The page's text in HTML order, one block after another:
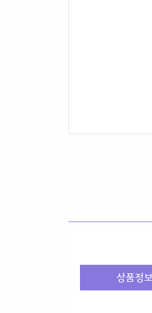
상품정보